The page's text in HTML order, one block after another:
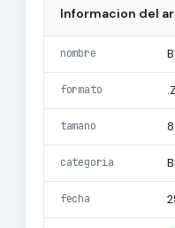
Informacion del
nombre
formato
tamano
categoria
fecha